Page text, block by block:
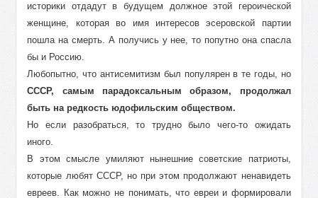
историки отдадут в будущем должное этой героической
женщине, которая во имя интересов эсеровской партии
пошла на смерть. А получись у нее, то попутно она спасла
бы и Россию.
Любопытно, что антисемитизм был популярен в те годы, но
СССР, самым парадоксальным образом, продолжал
быть на редкость юдофильским обществом.
Но если разобраться, то трудно было чего-то ожидать
иного.
В этом смысле умиляют нынешние советские патриоты,
которые любят СССР, но при этом продолжают ненавидеть
евреев. Как можно не понимать, что евреи и формировали